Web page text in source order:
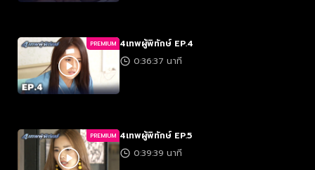
PREMIUM 4เทพผู้พิทักษ์ EP.4
0:36:37 นาที
PREMIUM 4เทพผู้พิทักษ์ EP.5
0:39:39 นาที